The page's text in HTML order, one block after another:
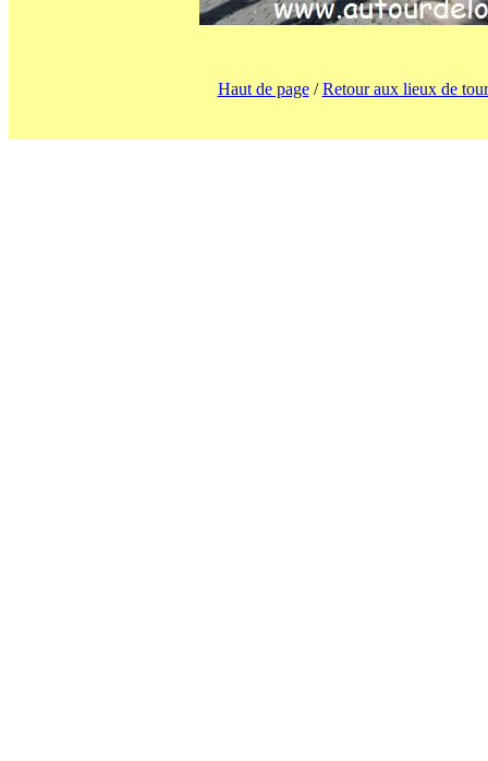
Haut de page/Retour aux lieux de